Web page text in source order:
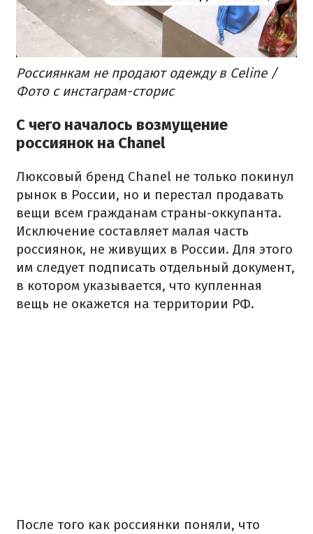
Россиянкам не продают одежду в Celine /
Фото с инстаграм-сторис
С чего началось возмущение
россиянок на Chanel
Люксовый бренд Chanel не только покинул
рынок в России, но и перестал продавать
вещи всем гражданам страны-оккупанта.
Исключение составляет малая часть
россиянок, не живущих в России. Для этого
им следует подписать отдельный документ,
в котором указывается, что купленная
вещь не окажется на территории РФ.
После того как россиянки поняли, что